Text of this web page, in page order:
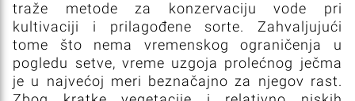
traže metode za konzervaciju vode pri
kultivaciji i prilagođene sorte. Zahvaljujući
tome što nema vremenskog ograničenja u
pogledu setve, vreme uzgoja prolećnog ječma
je u najvećoj meri beznačajno za njegov rast.